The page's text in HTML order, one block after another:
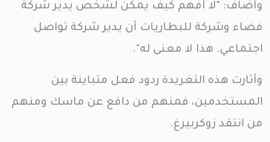
وأضاف: "لا أفهم كيف يمكن لشخص يدير شركة
فضاء وشركة للبطاريات أن يدير شركة تواصل
اجتماعي. هذا لا معنى له".
وأثارت هذه التغريدة ردود فعل متباينة بين
المستخدمين، فمنهم من دافع عن ماسك ومنهم
من انتقد زوكربيرغ.